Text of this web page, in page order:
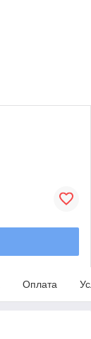
Оплата